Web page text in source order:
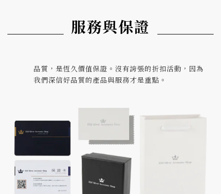
服務與保證
品質，是恆久價值保證。沒有誇張的折扣活動，因為
我們深信好品質的產品與服務才是重點。